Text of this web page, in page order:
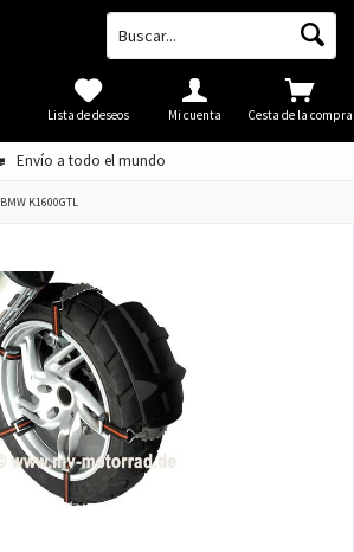
Envío a todo el mundo
Cesta de la compra
Lista de deseos Mi cuenta
BMW K1600GTL